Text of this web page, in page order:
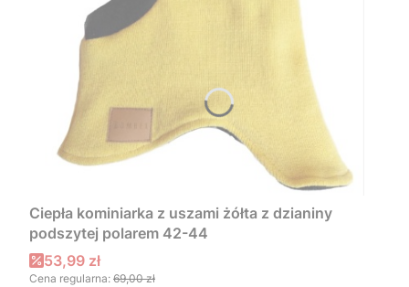
Ciepła kominiarka z uszami żółta z dzianiny
podszytej polarem 42-44
Cena promocyjna
53,99 zł
Cena regularna: 69,00 zł